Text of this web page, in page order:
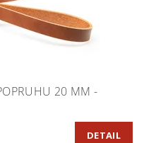
20 MM -
DETAIL